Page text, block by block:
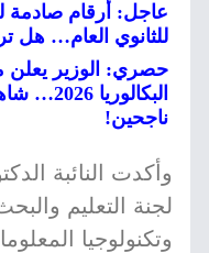
للثانوي العام… هل
حصري: الوزير يعلن
ناجحين!
وأكدت النائبة
لجنة التعليم
وتكنولوجيا